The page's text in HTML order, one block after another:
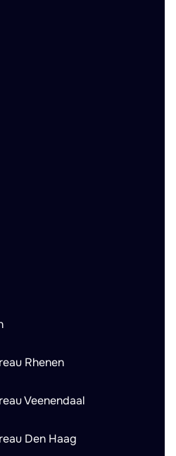
Rhenen
Veenendaal
Den Haag